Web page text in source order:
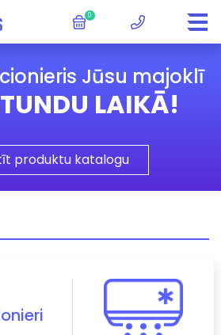
0
Jūsu majoklī
LAIKĀ!
produktu katalogu